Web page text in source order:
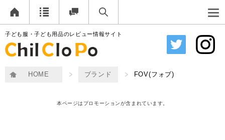
子ども服・子ども用品のレビュー情報サイト
HOME ブランド FOV(フォブ)
本ページはプロモーションが含まれています。